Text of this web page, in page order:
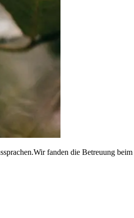
fanden die Betreuung